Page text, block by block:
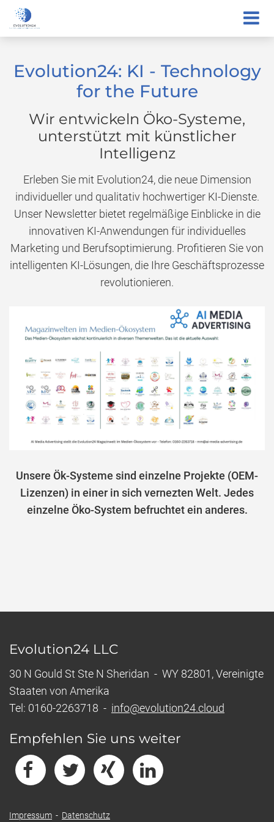
Evolution24: KI - Technology
for the Future
Wir entwickeln Öko-Systeme,
unterstützt mit künstlicher
Intelligenz
Erleben Sie mit Evolution24, die neue Dimension
individueller und qualitativ hochwertiger KI-Dienste.
Unser Newsletter bietet regelmäßige Einblicke in die
innovativen KI-Anwendungen für individuelles
Marketing und Berufsoptimierung. Profitieren Sie von
intelligenten KI-Lösungen, die Ihre Geschäftsprozesse
revolutionieren.
Unsere Ök-Systeme sind einzelne Projekte (OEM-
Lizenzen) in einer in sich vernezten Welt. Jedes
einzelne Öko-System befruchtet ein anderes.
Evolution24 LLC
30 N Gould St Ste N Sheridan - WY 82801, Vereinigte
Staaten von Amerika
Tel: 0160-2263718 - info@evolution24.cloud
Empfehlen Sie uns weiter
Impressum - Datenschutz